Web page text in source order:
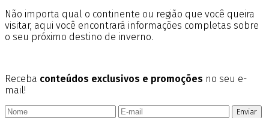
Não importa qual o continente ou região que você queira
visitar, aqui você encontrará informações completas sobre
o seu próximo destino de inverno.
Receba conteúdos exclusivos e promoções no seu e-
mail!
Enviar